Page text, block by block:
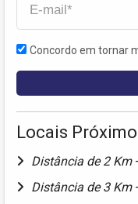
Concordo em tornar
Locais
Distância de 2 Km -
Distância de 3 Km -